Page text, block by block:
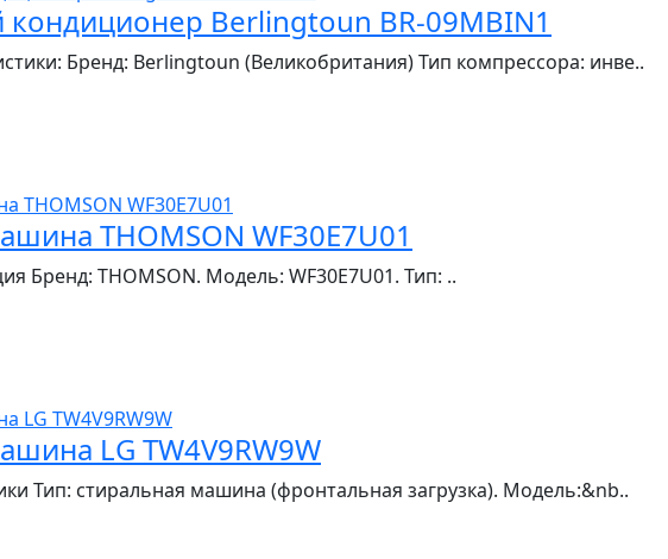
Berlingtoun BR-09MBIN1
Бренд: Berlingtoun (Великобритания) Тип компрессора: инве..
THOMSON WF30E7U01
Бренд: THOMSON. Модель: WF30E7U01. Тип: ..
LG TW4V9RW9W
Тип: стиральная машина (фронтальная загрузка). Модель:&nb..